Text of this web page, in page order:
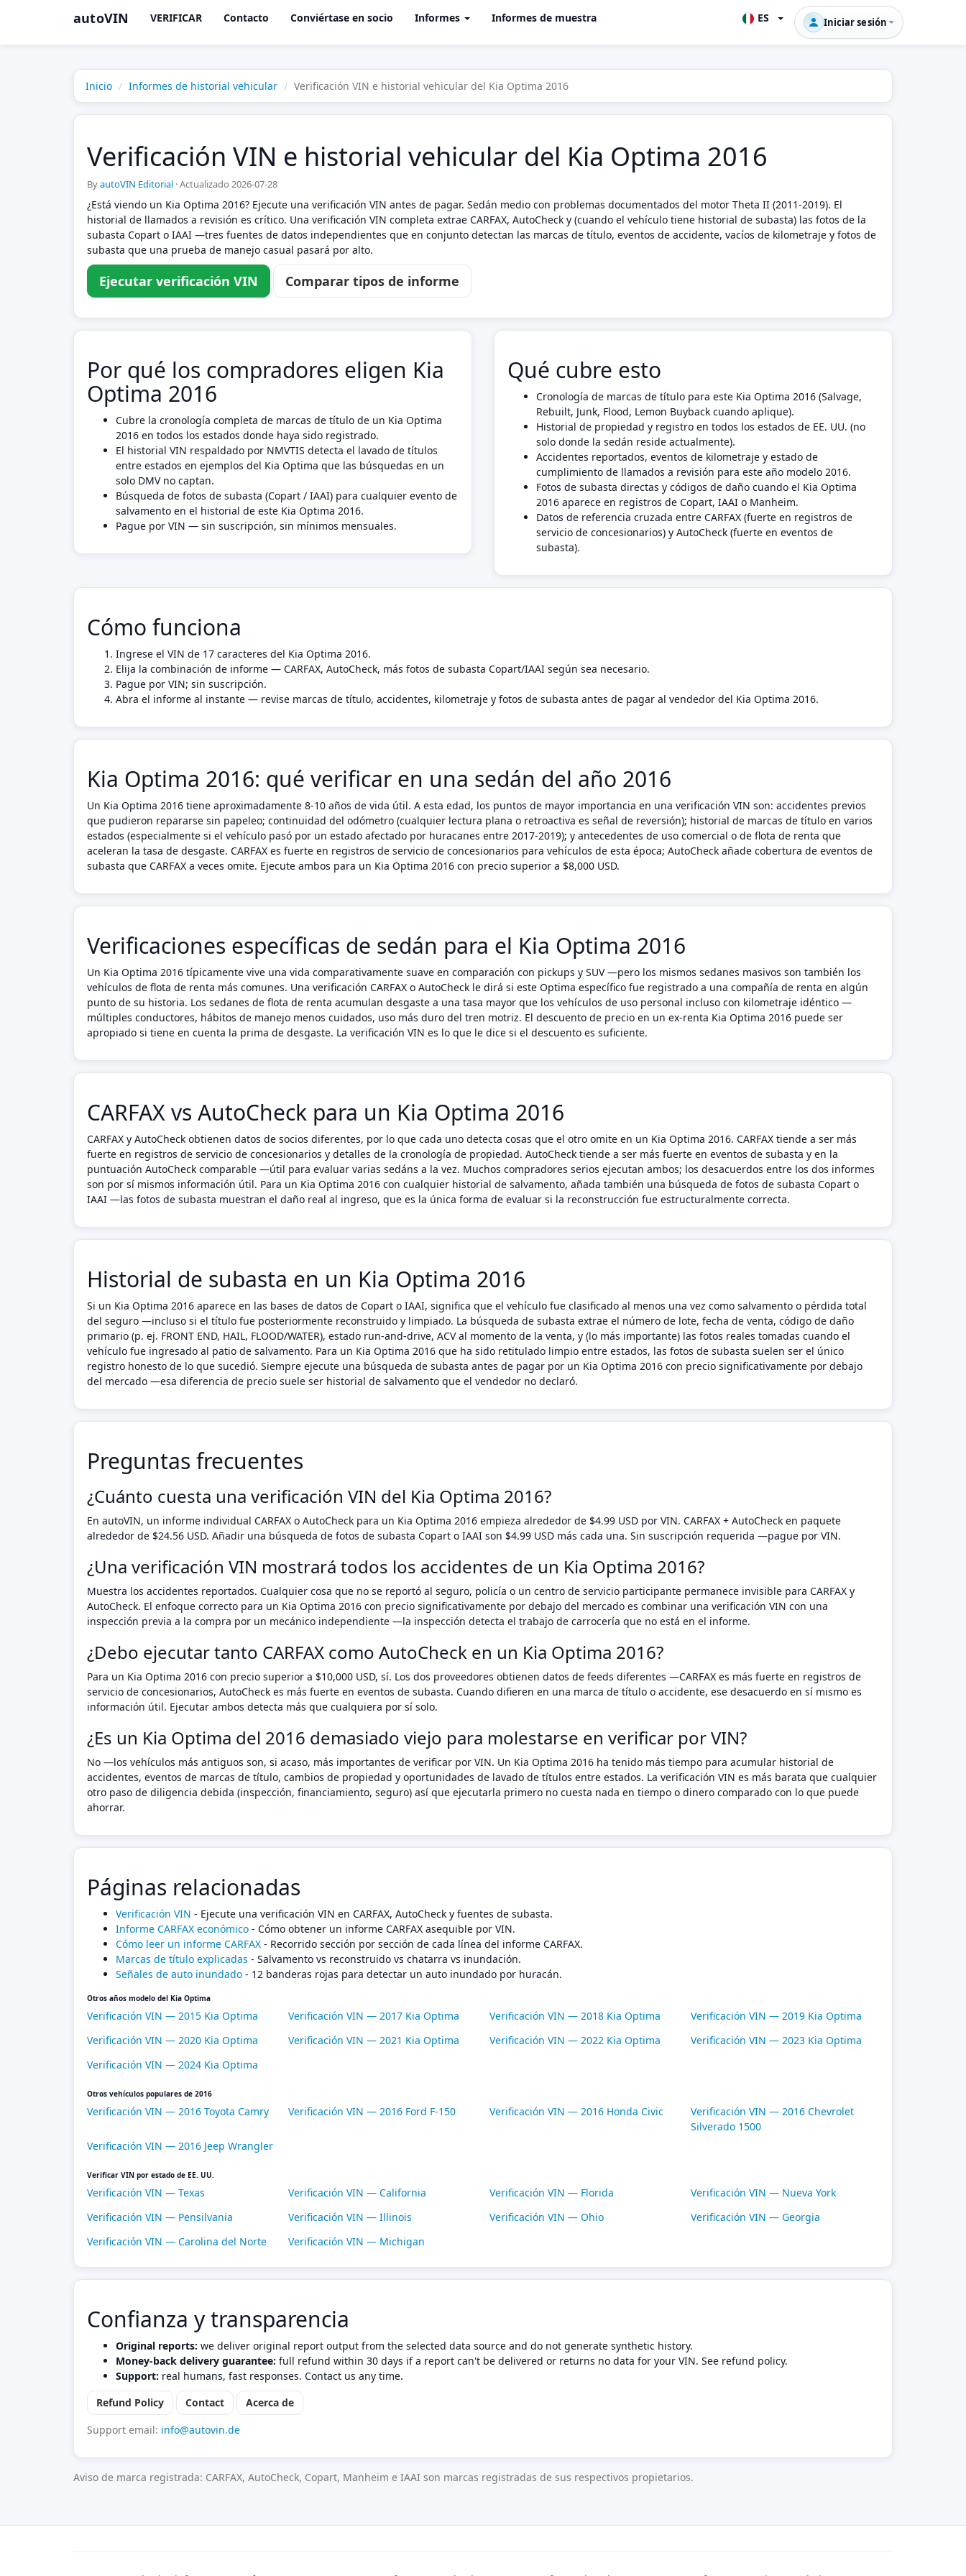
autoVIN VERIFICAR Contacto Conviértase en socio Informes Informes de muestra ES Iniciar sesión
Inicio Informes de historial vehicular Verificación VIN e historial vehicular del Kia Optima 2016
Verificación VIN e historial vehicular del Kia Optima 2016
ByautoVIN Editorial ·Actualizado 2026-07-28
¿Está viendo un Kia Optima 2016? Ejecute una verificación VIN antes de pagar. Sedán medio con problemas documentados del motor Theta II (2011-2019). El
historial de llamados a revisión es crítico. Una verificación VIN completa extrae CARFAX, AutoCheck y (cuando el vehículo tiene historial de subasta) las fotos de la
subasta Copart o IAAI —tres fuentes de datos independientes que en conjunto detectan las marcas de título, eventos de accidente, vacíos de kilometraje y fotos de
subasta que una prueba de manejo casual pasará por alto.
Ejecutar verificación VIN Comparar tipos de informe
Por qué los compradores eligen Kia
Optima 2016
Cubre la cronología completa de marcas de título de un Kia Optima
2016 en todos los estados donde haya sido registrado.
El historial VIN respaldado por NMVTIS detecta el lavado de títulos
entre estados en ejemplos del Kia Optima que las búsquedas en un
solo DMV no captan.
Búsqueda de fotos de subasta (Copart / IAAI) para cualquier evento de
salvamento en el historial de este Kia Optima 2016.
Pague por VIN — sin suscripción, sin mínimos mensuales.
Qué cubre esto
Cronología de marcas de título para este Kia Optima 2016 (Salvage,
Rebuilt, Junk, Flood, Lemon Buyback cuando aplique).
Historial de propiedad y registro en todos los estados de EE. UU. (no
solo donde la sedán reside actualmente).
Accidentes reportados, eventos de kilometraje y estado de
cumplimiento de llamados a revisión para este año modelo 2016.
Fotos de subasta directas y códigos de daño cuando el Kia Optima
2016 aparece en registros de Copart, IAAI o Manheim.
Datos de referencia cruzada entre CARFAX (fuerte en registros de
servicio de concesionarios) y AutoCheck (fuerte en eventos de
subasta).
Cómo funciona
Ingrese el VIN de 17 caracteres del Kia Optima 2016.
Elija la combinación de informe — CARFAX, AutoCheck, más fotos de subasta Copart/IAAI según sea necesario.
Pague por VIN; sin suscripción.
Abra el informe al instante — revise marcas de título, accidentes, kilometraje y fotos de subasta antes de pagar al vendedor del Kia Optima 2016.
Kia Optima 2016: qué verificar en una sedán del año 2016
Un Kia Optima 2016 tiene aproximadamente 8-10 años de vida útil. A esta edad, los puntos de mayor importancia en una verificación VIN son: accidentes previos
que pudieron repararse sin papeleo; continuidad del odómetro (cualquier lectura plana o retroactiva es señal de reversión); historial de marcas de título en varios
estados (especialmente si el vehículo pasó por un estado afectado por huracanes entre 2017-2019); y antecedentes de uso comercial o de flota de renta que
aceleran la tasa de desgaste. CARFAX es fuerte en registros de servicio de concesionarios para vehículos de esta época; AutoCheck añade cobertura de eventos de
subasta que CARFAX a veces omite. Ejecute ambos para un Kia Optima 2016 con precio superior a $8,000 USD.
Verificaciones específicas de sedán para el Kia Optima 2016
Un Kia Optima 2016 típicamente vive una vida comparativamente suave en comparación con pickups y SUV —pero los mismos sedanes masivos son también los
vehículos de flota de renta más comunes. Una verificación CARFAX o AutoCheck le dirá si este Optima específico fue registrado a una compañía de renta en algún
punto de su historia. Los sedanes de flota de renta acumulan desgaste a una tasa mayor que los vehículos de uso personal incluso con kilometraje idéntico —
múltiples conductores, hábitos de manejo menos cuidados, uso más duro del tren motriz. El descuento de precio en un ex-renta Kia Optima 2016 puede ser
apropiado si tiene en cuenta la prima de desgaste. La verificación VIN es lo que le dice si el descuento es suficiente.
CARFAX vs AutoCheck para un Kia Optima 2016
CARFAX y AutoCheck obtienen datos de socios diferentes, por lo que cada uno detecta cosas que el otro omite en un Kia Optima 2016. CARFAX tiende a ser más
fuerte en registros de servicio de concesionarios y detalles de la cronología de propiedad. AutoCheck tiende a ser más fuerte en eventos de subasta y en la
puntuación AutoCheck comparable —útil para evaluar varias sedáns a la vez. Muchos compradores serios ejecutan ambos; los desacuerdos entre los dos informes
son por sí mismos información útil. Para un Kia Optima 2016 con cualquier historial de salvamento, añada también una búsqueda de fotos de subasta Copart o
IAAI —las fotos de subasta muestran el daño real al ingreso, que es la única forma de evaluar si la reconstrucción fue estructuralmente correcta.
Historial de subasta en un Kia Optima 2016
Si un Kia Optima 2016 aparece en las bases de datos de Copart o IAAI, significa que el vehículo fue clasificado al menos una vez como salvamento o pérdida total
del seguro —incluso si el título fue posteriormente reconstruido y limpiado. La búsqueda de subasta extrae el número de lote, fecha de venta, código de daño
primario (p. ej. FRONT END, HAIL, FLOOD/WATER), estado run-and-drive, ACV al momento de la venta, y (lo más importante) las fotos reales tomadas cuando el
vehículo fue ingresado al patio de salvamento. Para un Kia Optima 2016 que ha sido retitulado limpio entre estados, las fotos de subasta suelen ser el único
registro honesto de lo que sucedió. Siempre ejecute una búsqueda de subasta antes de pagar por un Kia Optima 2016 con precio significativamente por debajo
del mercado —esa diferencia de precio suele ser historial de salvamento que el vendedor no declaró.
Preguntas frecuentes
¿Cuánto cuesta una verificación VIN del Kia Optima 2016?
En autoVIN, un informe individual CARFAX o AutoCheck para un Kia Optima 2016 empieza alrededor de $4.99 USD por VIN. CARFAX + AutoCheck en paquete
alrededor de $24.56 USD. Añadir una búsqueda de fotos de subasta Copart o IAAI son $4.99 USD más cada una. Sin suscripción requerida —pague por VIN.
¿Una verificación VIN mostrará todos los accidentes de un Kia Optima 2016?
Muestra los accidentes reportados. Cualquier cosa que no se reportó al seguro, policía o un centro de servicio participante permanece invisible para CARFAX y
AutoCheck. El enfoque correcto para un Kia Optima 2016 con precio significativamente por debajo del mercado es combinar una verificación VIN con una
inspección previa a la compra por un mecánico independiente —la inspección detecta el trabajo de carrocería que no está en el informe.
¿Debo ejecutar tanto CARFAX como AutoCheck en un Kia Optima 2016?
Para un Kia Optima 2016 con precio superior a $10,000 USD, sí. Los dos proveedores obtienen datos de feeds diferentes —CARFAX es más fuerte en registros de
servicio de concesionarios, AutoCheck es más fuerte en eventos de subasta. Cuando difieren en una marca de título o accidente, ese desacuerdo en sí mismo es
información útil. Ejecutar ambos detecta más que cualquiera por sí solo.
¿Es un Kia Optima del 2016 demasiado viejo para molestarse en verificar por VIN?
No —los vehículos más antiguos son, si acaso, más importantes de verificar por VIN. Un Kia Optima 2016 ha tenido más tiempo para acumular historial de
accidentes, eventos de marcas de título, cambios de propiedad y oportunidades de lavado de títulos entre estados. La verificación VIN es más barata que cualquier
otro paso de diligencia debida (inspección, financiamiento, seguro) así que ejecutarla primero no cuesta nada en tiempo o dinero comparado con lo que puede
ahorrar.
Páginas relacionadas
Verificación VIN - Ejecute una verificación VIN en CARFAX, AutoCheck y fuentes de subasta.
Informe CARFAX económico - Cómo obtener un informe CARFAX asequible por VIN.
Cómo leer un informe CARFAX - Recorrido sección por sección de cada línea del informe CARFAX.
Marcas de título explicadas - Salvamento vs reconstruido vs chatarra vs inundación.
Señales de auto inundado - 12 banderas rojas para detectar un auto inundado por huracán.
Otros años modelo del Kia Optima
Verificación VIN — 2015 Kia Optima Verificación VIN — 2017 Kia Optima Verificación VIN — 2018 Kia Optima
Verificación VIN — 2019 Kia Optima
Verificación VIN — 2020 Kia Optima
Verificación VIN — 2021 Kia Optima Verificación VIN — 2022 Kia Optima
Verificación VIN — 2023 Kia Optima
Verificación VIN — 2024 Kia Optima
Otros vehículos populares de 2016
Verificación VIN — 2016 Toyota Camry Verificación VIN — 2016 Ford F-150 Verificación VIN — 2016 Honda Civic
Verificación VIN — 2016 Chevrolet
Silverado 1500
Verificación VIN — 2016 Jeep Wrangler
Verificar VIN por estado de EE. UU.
Verificación VIN — Texas Verificación VIN — California Verificación VIN — Florida
Verificación VIN — Nueva York
Verificación VIN — Pensilvania
Verificación VIN — Illinois Verificación VIN — Ohio
Verificación VIN — Georgia
Verificación VIN — Carolina del Norte
Verificación VIN — Michigan
Confianza y transparencia
Original reports: we deliver original report output from the selected data source and do not generate synthetic history.
Money-back delivery guarantee: full refund within 30 days if a report can't be delivered or returns no data for your VIN. See refund policy.
Support: real humans, fast responses. Contact us any time.
Refund Policy
Contact
Acerca de
Support email: info@autovin.de
Aviso de marca registrada: CARFAX, AutoCheck, Copart, Manheim e IAAI son marcas registradas de sus respectivos propietarios.